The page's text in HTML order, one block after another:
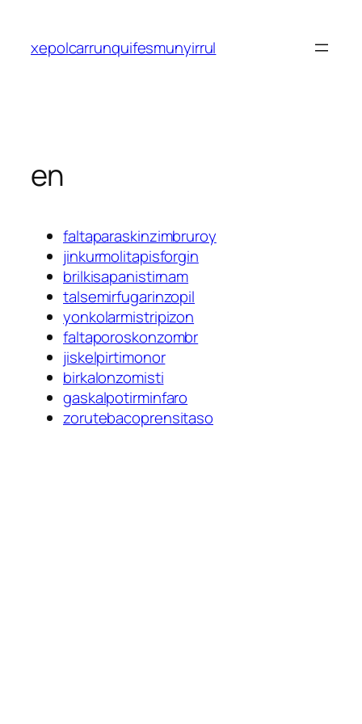
contenido
xepolcarrunquifesmunyirrul
en
faltaparaskinzimbruroy
jinkurmolitapisforgin
brilkisapanistirnam
talsemirfugarinzopil
yonkolarmistripizon
faltaporoskonzombr
jiskelpirtimonor
birkalonzomisti
gaskalpotirminfaro
zorutebacoprensitaso